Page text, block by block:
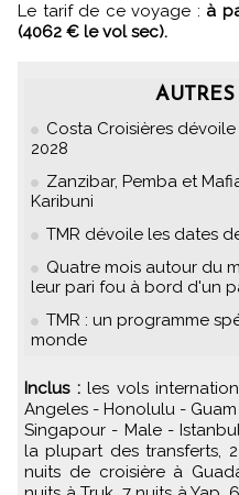
Le tarif de ce voyage : à
(4062 € le vol sec).
Costa Croisières
2028
Zanzibar, Pemba et
Karibuni
TMR dévoile les dates
Quatre mois autour du
leur pari fou à bord d'un
TMR : un programme
monde
Inclus :les vols
Angeles - Honolulu -
Singapour - Male -
la plupart des transferts,
nuits de croisière à